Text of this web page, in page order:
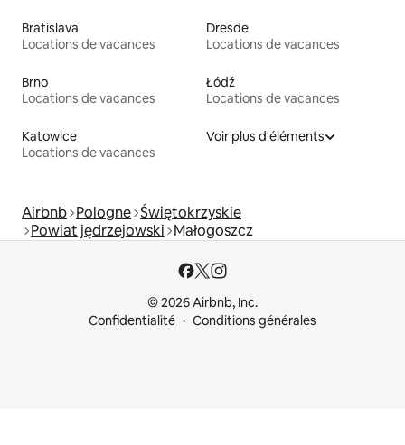
Bratislava
Locations de vacances
Dresde
Locations de vacances
Brno
Locations de vacances
Łódź
Locations de vacances
Katowice
Locations de vacances
Voir plus d'éléments
Airbnb Pologne Świętokrzyskie
Powiat jędrzejowski Małogoszcz
© 2026 Airbnb, Inc.
Confidentialité
Conditions générales